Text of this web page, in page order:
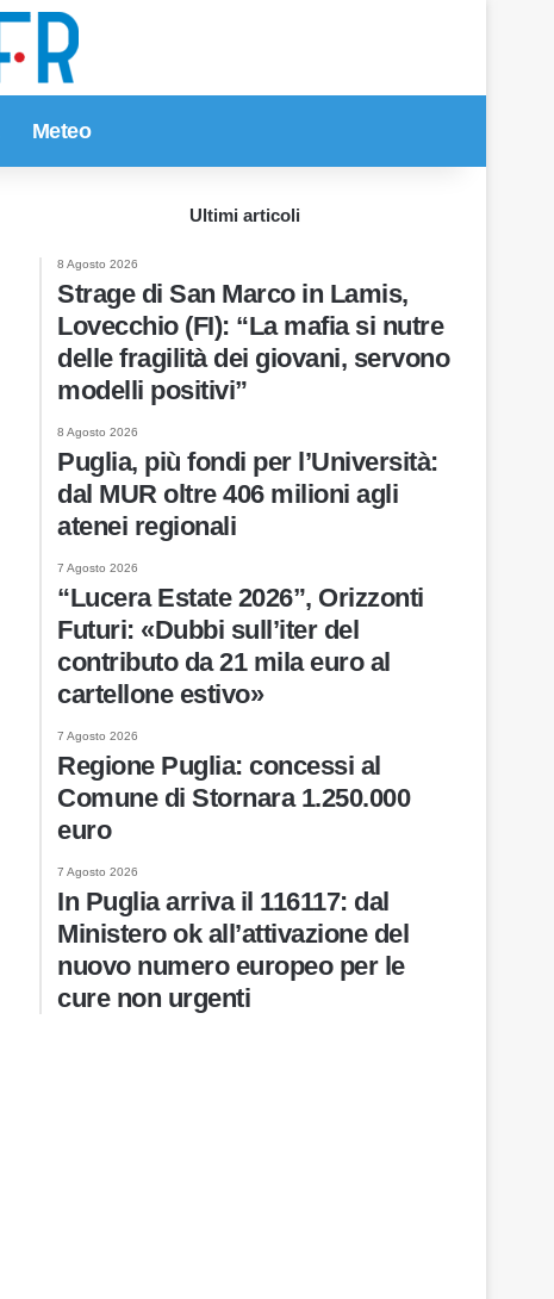
Meteo
Ultimi articoli
8 Agosto 2026
Strage di San Marco in Lamis,
Lovecchio (FI): “La mafia si nutre
delle fragilità dei giovani, servono
modelli positivi”
8 Agosto 2026
Puglia, più fondi per l’Università:
dal MUR oltre 406 milioni agli
atenei regionali
7 Agosto 2026
“Lucera Estate 2026”, Orizzonti
Futuri: «Dubbi sull’iter del
contributo da 21 mila euro al
cartellone estivo»
7 Agosto 2026
Regione Puglia: concessi al
Comune di Stornara 1.250.000
euro
7 Agosto 2026
In Puglia arriva il 116117: dal
Ministero ok all’attivazione del
nuovo numero europeo per le
cure non urgenti